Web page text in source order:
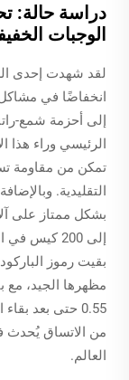
دراسة حالة:
الوجبات
لقد شهدت إحدى
انخفاضًا في مشاكل
إلى أحزمة شمع-
تمكن من مقاومة
التقليدية.
بشكل ممتاز على
إلى 200
مظهرها الجيد، مع
0.55 حتى بعد
من الاتساق يُحدث
العالم.